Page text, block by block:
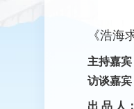
《浩海
主持嘉宾
访谈嘉宾
出 品 人：